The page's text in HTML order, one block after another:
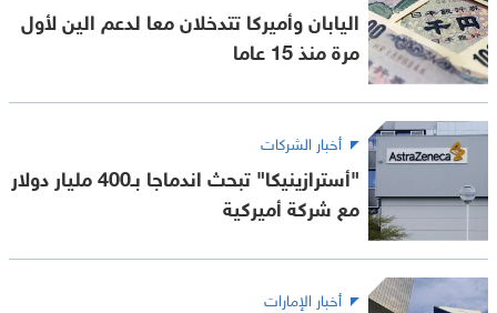
اليابان وأميركا تتدخلان معا لدعم الين لأول
مرة منذ 15 عاما
أخبار الشركات
"أسترازينيكا" تبحث اندماجا بـ400 مليار دولار
مع شركة أميركية
أخبار الإمارات